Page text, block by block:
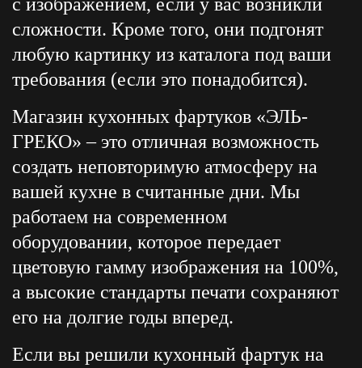
сложности. Кроме того, они подгонят
любую картинку из каталога под ваши
требования (если это понадобится).
Магазин кухонных фартуков «ЭЛЬ-
ГРЕКО» – это отличная возможность
создать неповторимую атмосферу на
вашей кухне в считанные дни. Мы
работаем на современном
оборудовании, которое передает
цветовую гамму изображения на 100%,
а высокие стандарты печати сохраняют
его на долгие годы вперед.
Если вы решили кухонный фартук на